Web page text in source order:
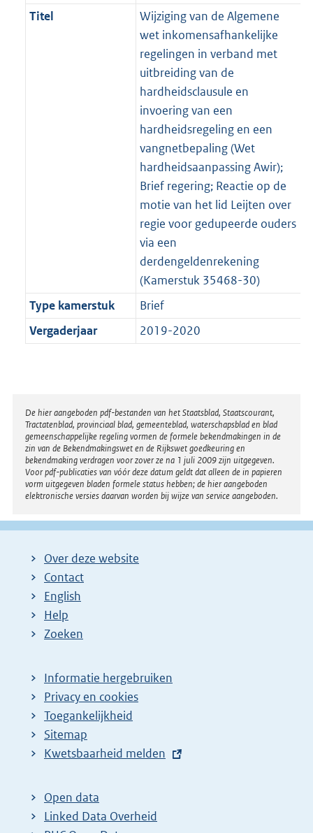
Titel
Wijziging van de Algemene
wet inkomensafhankelijke
regelingen in verband met
uitbreiding van de
hardheidsclausule en
invoering van een
hardheidsregeling en een
vangnetbepaling (Wet
hardheidsaanpassing Awir);
Brief regering; Reactie op de
motie van het lid Leijten over
regie voor gedupeerde ouders
via een
derdengeldenrekening
(Kamerstuk 35468-30)
Type kamerstuk
Brief
Vergaderjaar
2019-2020
Disclaimer
De hier aangeboden pdf-bestanden van het Staatsblad, Staatscourant,
Tractatenblad, provinciaal blad, gemeenteblad, waterschapsblad en blad
gemeenschappelijke regeling vormen de formele bekendmakingen in de
zin van de Bekendmakingswet en de Rijkswet goedkeuring en
bekendmaking verdragen voor zover ze na 1 juli 2009 zijn uitgegeven.
Voor pdf-publicaties van vóór deze datum geldt dat alleen de in papieren
vorm uitgegeven bladen formele status hebben; de hier aangeboden
elektronische versies daarvan worden bij wijze van service aangeboden.
Over deze website
Contact
English
Help
Zoeken
Informatie hergebruiken
Privacy en cookies
Toegankelijkheid
Sitemap
E
t
e
r
Kwetsbaarheid melden
Open data
Linked Data Overheid